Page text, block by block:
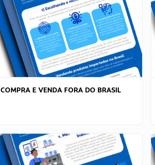
COMPRA E VENDA FORA DO BRASIL